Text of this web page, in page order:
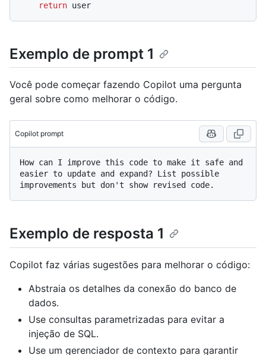
return
Exemplo de prompt 1
Você pode começar fazendo Copilot uma pergunta
geral sobre como melhorar o código.
Copilot prompt
How can I improve this code to make it safe and
easier to update and expand? List possible
Exemplo de resposta 1
Copilot faz várias sugestões para melhorar o código:
Abstraia os detalhes da conexão do banco de
dados.
Use consultas parametrizadas para evitar a
injeção de SQL.
Use um gerenciador de contexto para garantir